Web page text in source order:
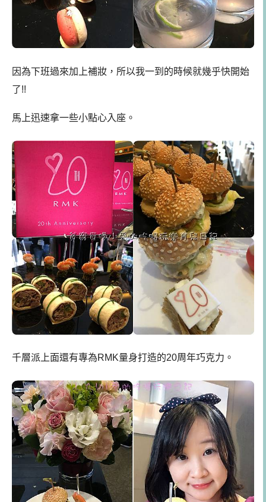
因為下班過來加上補妝，所以我一到的時候就幾乎快開始
了!!
馬上迅速拿一些小點心入座。
千層派上面還有專為RMK量身打造的20周年巧克力。